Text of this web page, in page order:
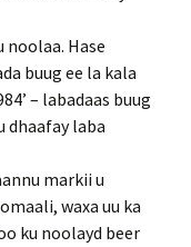
noolaa. Hase
buug ee la kala
– labadaas buug
dhaafay laba
markii u
waxa uu ka
ku noolayd beer